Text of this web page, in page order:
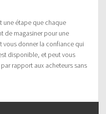
une étape que chaque
de magasiner pour une
donner la confiance qui
disponible, et peut vous
rapport aux acheteurs sans